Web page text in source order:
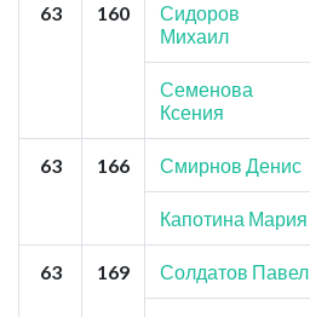
63 160
Сидоров
Михаил
Семенова
Ксения
63 166 Смирнов Денис
Капотина Мария
63 169 Солдатов Павел